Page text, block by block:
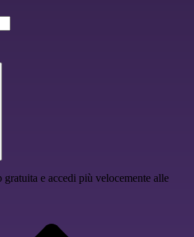
gratuita e accedi più velocemente alle